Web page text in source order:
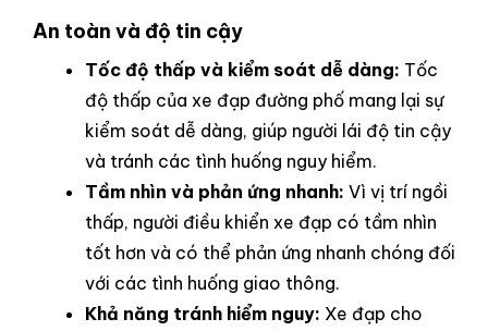
An toàn và độ tin cậy
Tốc độ thấp và kiểm soát dễ dàng: Tốc
độ thấp của xe đạp đường phố mang lại sự
kiểm soát dễ dàng, giúp người lái độ tin cậy
và tránh các tình huống nguy hiểm.
Tầm nhìn và phản ứng nhanh: Vì vị trí ngồi
thấp, người điều khiển xe đạp có tầm nhìn
tốt hơn và có thể phản ứng nhanh chóng đối
với các tình huống giao thông.
Khả năng tránh hiểm nguy: Xe đạp cho